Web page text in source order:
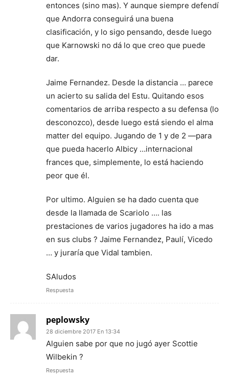
entonces (sino mas). Y aunque siempre defendí
que Andorra conseguirá una buena
clasificación, y lo sigo pensando, desde luego
que Karnowski no dá lo que creo que puede
dar.
Jaime Fernandez. Desde la distancia … parece
un acierto su salida del Estu. Quitando esos
comentarios de arriba respecto a su defensa (lo
desconozco), desde luego está siendo el alma
matter del equipo. Jugando de 1 y de 2 —para
que pueda hacerlo Albicy …internacional
frances que, simplemente, lo está haciendo
peor que él.
Por ultimo. Alguien se ha dado cuenta que
desde la llamada de Scariolo …. las
prestaciones de varios jugadores ha ido a mas
en sus clubs ? Jaime Fernandez, Paulí, Vicedo
… y juraría que Vidal tambien.
SAludos
Respuesta
peplowsky
28 diciembre 2017 En 13:34
Alguien sabe por que no jugó ayer Scottie
Wilbekin ?
Respuesta